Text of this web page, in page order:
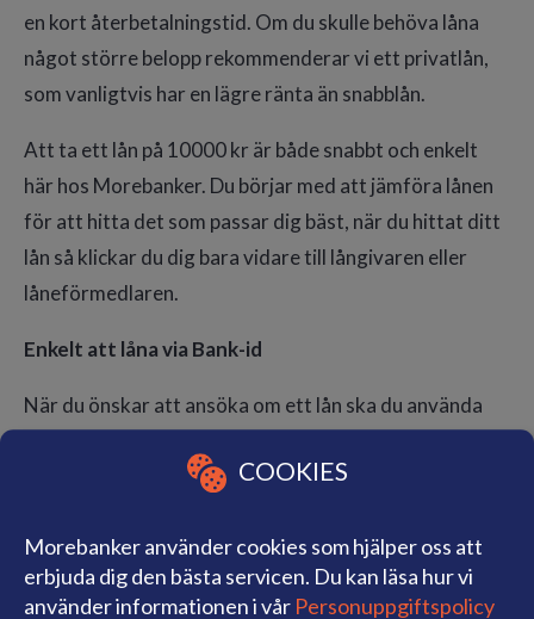
en kort återbetalningstid. Om du skulle behöva låna
något större belopp rekommenderar vi ett privatlån,
som vanligtvis har en lägre ränta än snabblån.
Att ta ett lån på 10000 kr är både snabbt och enkelt
här hos Morebanker. Du börjar med att jämföra lånen
för att hitta det som passar dig bäst, när du hittat ditt
lån så klickar du dig bara vidare till långivaren eller
låneförmedlaren.
Enkelt att låna via Bank-id
När du önskar att ansöka om ett lån ska du använda
kan långivaren vara säker på att du inte utger dig för
När du använder ditt BankID ger du samtidigt
långivaren en möjlighet att inhämta din senaste
COOKIES
Morebanker använder cookies som hjälper oss att
erbjuda dig den bästa servicen. Du kan läsa hur vi
använder informationen i vår Personuppgiftspolicy